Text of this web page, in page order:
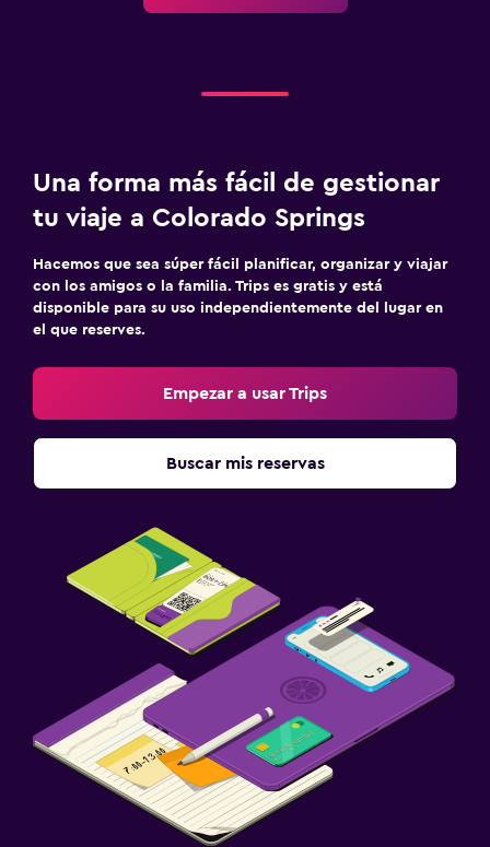
Una forma más fácil de gestionar
tu viaje a Colorado Springs
Hacemos que sea súper fácil planificar, organizar y viajar
con los amigos o la familia. Trips es gratis y está
disponible para su uso independientemente del lugar en
el que reserves.
Empezar a usar Trips
Buscar mis reservas